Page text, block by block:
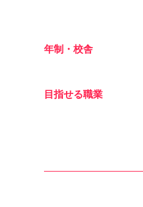
年制・校舎
目指せる職業